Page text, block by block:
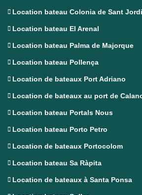
Location bateau Colonia de Sant Jordi
Location bateau El Arenal
Location bateau Palma de Majorque
Location bateau Pollença
Location de bateaux Port Adriano
Location de bateaux au port de
Location bateau Portals Nous
Location bateau Porto Petro
Location de bateaux Portocolom
Location bateau Sa Ràpita
Location de bateaux à Santa Ponsa